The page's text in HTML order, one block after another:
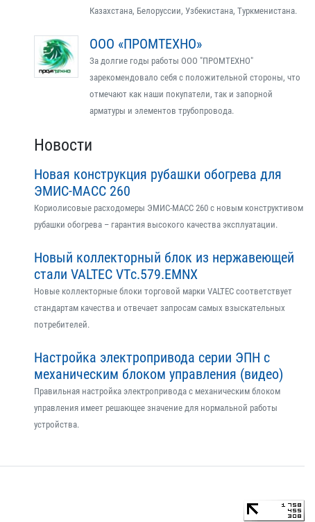
Казахстана, Белоруссии, Узбекистана, Туркменистана.
ООО «ПРОМТЕХНО»
За долгие годы работы ООО "ПРОМТЕХНО"
зарекомендовало себя с положительной стороны, что
отмечают как наши покупатели, так и запорной
арматуры и элементов трубопровода.
Новости
Новая конструкция рубашки обогрева для
ЭМИС-МАСС 260
Кориолисовые расходомеры ЭМИС-МАСС 260 с новым конструктивом
рубашки обогрева – гарантия высокого качества эксплуатации.
Новый коллекторный блок из нержавеющей
стали VALTEC VTс.579.EMNX
Новые коллекторные блоки торговой марки VALTEC соответствует
стандартам качества и отвечает запросам самых взыскательных
потребителей.
Настройка электропривода серии ЭПН с
механическим блоком управления (видео)
Правильная настройка электропривода с механическим блоком
управления имеет решающее значение для нормальной работы
устройства.